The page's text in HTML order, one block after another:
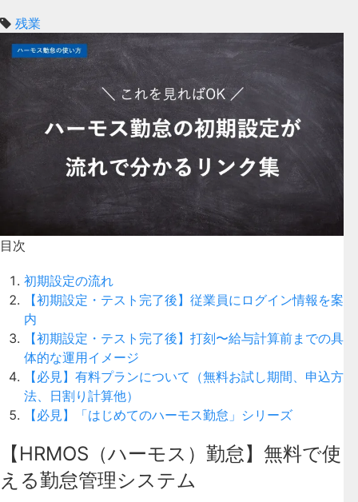
残業
目次
初期設定の流れ
【初期設定・テスト完了後】従業員にログイン情報を案
内
【初期設定・テスト完了後】打刻〜給与計算前までの具
体的な運用イメージ
【必見】有料プランについて（無料お試し期間、申込方
法、日割り計算他）
【必見】「はじめてのハーモス勤怠」シリーズ
【HRMOS（ハーモス）勤怠】無料で使
える勤怠管理システム